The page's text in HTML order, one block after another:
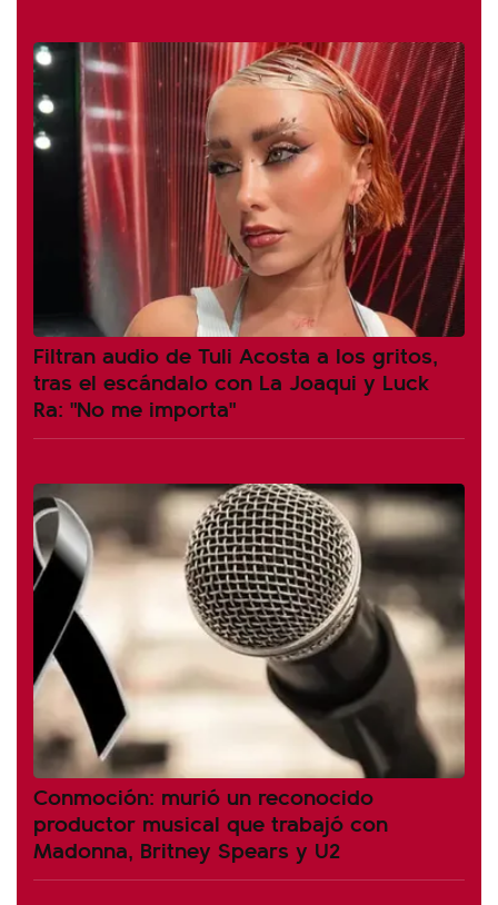
Filtran audio de Tuli Acosta a los gritos,
tras el escándalo con La Joaqui y Luck
Ra: "No me importa"
Conmoción: murió un reconocido
productor musical que trabajó con
Madonna, Britney Spears y U2